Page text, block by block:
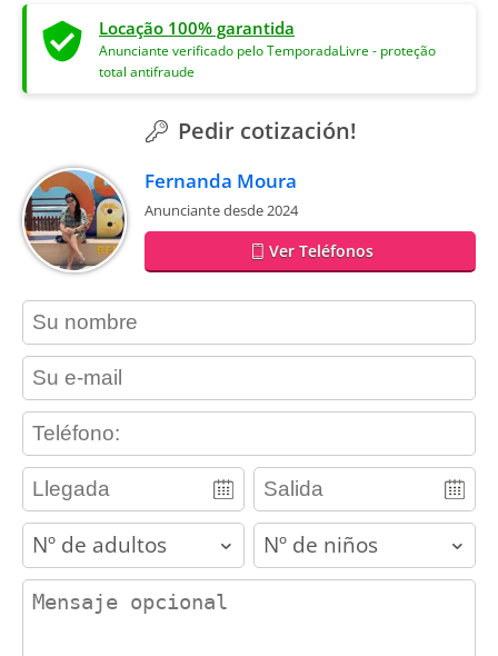
Locação 100% garantida
Anunciante verificado pelo TemporadaLivre - proteção
total antifraude
Pedir cotización!
Fernanda Moura
Anunciante desde 2024
Ver Teléfonos
contact_name
contact_email
contact_phone
adults children
contact_message